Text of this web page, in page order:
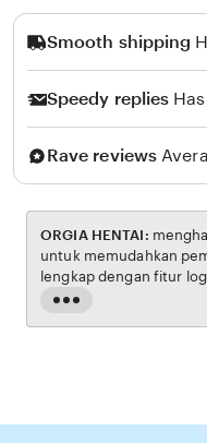
o
Smooth shipping
Speedy replies
Rave reviews
Read
the
ORGIA HENTAI:
untuk memudahkan pemain menikmati permainan
lengkap dengan fitur login cepat dan navigasi yang ramah pengguna. Setiap transaksi
dijamin aman, sementara update hasil dan informasi permainan selalu tersedia secara real-